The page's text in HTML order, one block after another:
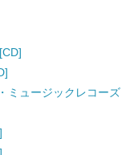
ミュージックレコーズ